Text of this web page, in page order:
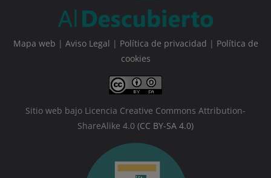
Mapa web | Aviso Legal | Política de privacidad | Política de
cookies
Sitio web bajo Licencia Creative Commons Attribution-
ShareAlike 4.0 (CC BY-SA 4.0)